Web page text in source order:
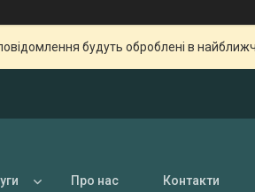
будуть оброблені в
Про нас Контакти